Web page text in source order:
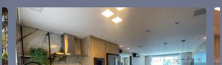
Elevador
Hall Decorado e Mobiliado
Lounge
Estar Social
Hidromassagem